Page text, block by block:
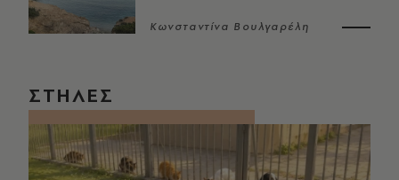
Κωνσταντίνα Βουλγαρέλη
ΣΤΗΛΕΣ